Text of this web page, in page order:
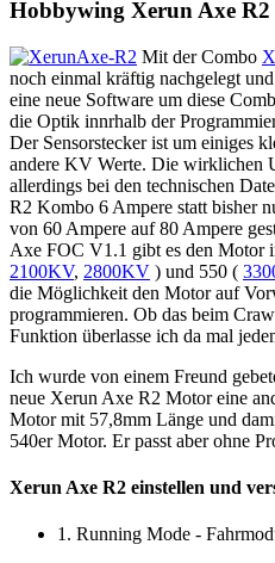
Hobbywing Xerun Axe
Mit der Combo
noch einmal kräftig nachgelegt
eine neue Software um diese
die Optik innrhalb der
Der Sensorstecker ist um einiges
andere KV Werte. Die wirklichen
allerdings bei den technischen
R2 Kombo 6 Ampere statt bisher
von 60 Ampere auf 80 Ampere
Axe FOC V1.1 gibt es den Motor
2100KV, 2800KV ) und 550 (
die Möglichkeit den Motor auf
programmieren. Ob das beim
Funktion überlasse ich da mal
Ich wurde von einem Freund
neue Xerun Axe R2 Motor eine
Motor mit 57,8mm Länge und
540er Motor. Er passt aber ohne
Xerun Axe R2 einstellen und
1. Running Mode -